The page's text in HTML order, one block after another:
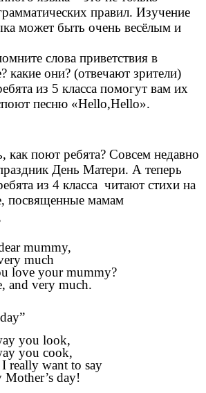
правил. Изучение
может быть очень весёлым и
слова приветствия в
какие они? (отвечают зрители)
из 5 класса помогут вам их
песню «Неllo,Hello».
как поют ребята? Совсем недавно
День Матери. А теперь
из 4 класса читают стихи на
посвященные мамам
mummy,
much
love your mummy?
and very much.
you look,
you cook,
really want to say
day!